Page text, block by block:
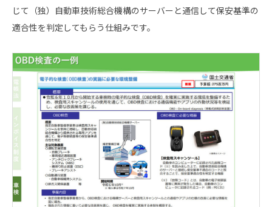
じて（独）自動車技術総合機構のサーバーと通信して保安基準の
適合性を判定してもらう仕組みです。